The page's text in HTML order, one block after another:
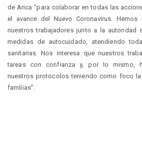
de Arica “para colaborar en todas las
el avance del Nuevo Coronavirus. Hemos
nuestros trabajadores junto a la autoridad
medidas de autocuidado, atendiendo
sanitarias. Nos interesa que nuestros
tareas con confianza y, por lo mismo,
nuestros protocolos teniendo como foco
familias”.